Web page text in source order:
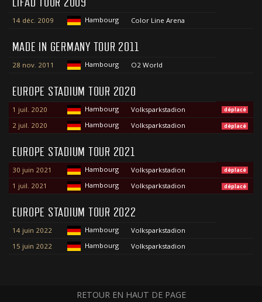
14 déc. 2009 Hambourg Color Line Arena
MADE IN GERMANY TOUR 2011
28 nov. 2011 Hambourg O2 World
EUROPE STADIUM TOUR 2020
1 juil. 2020 Hambourg Volksparkstadion déplacé
2 juil. 2020 Hambourg Volksparkstadion déplacé
EUROPE STADIUM TOUR 2021
30 juin 2021 Hambourg Volksparkstadion déplacé
1 juil. 2021 Hambourg Volksparkstadion déplacé
EUROPE STADIUM TOUR 2022
14 juin 2022 Hambourg
Volksparkstadion
15 juin 2022
Hambourg Volksparkstadion
RETOUR EN HAUT DE PAGE